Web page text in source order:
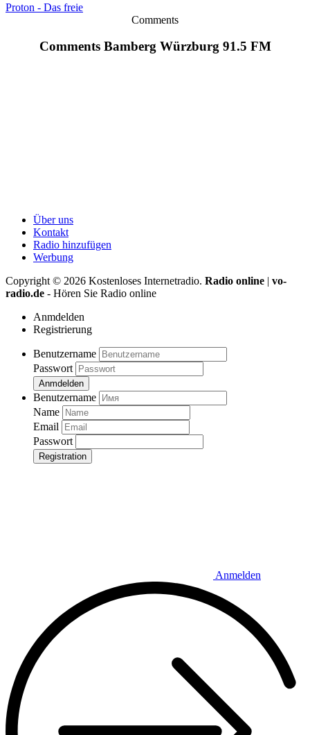
Proton - Das freie
Comments
Comments Bamberg Würzburg 91.5 FM
Über uns
Kontakt
Radio hinzufügen
Werbung
Copyright © 2026 Kostenloses Internetradio. Radio online | vo-
radio.de - Hören Sie Radio online
Anmdelden
Registrierung
Benutzername
Passwort
Anmdelden
Benutzername
Name
Email
Passwort
Registration
Anmelden